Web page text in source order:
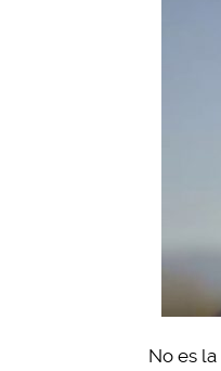
No es